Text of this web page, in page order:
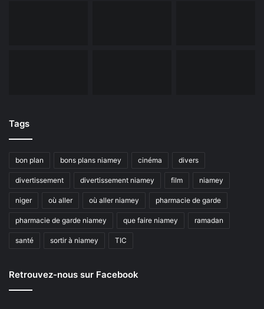
Tags
bon plan bons plans niamey cinéma divers
divertissement divertissement niamey film niamey
niger où aller où aller niamey pharmacie de garde
pharmacie de garde niamey que faire niamey ramadan
santé sortir à niamey TIC
Retrouvez-nous sur Facebook